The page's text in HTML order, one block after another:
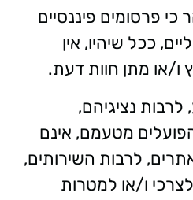
פרסומים פיננסיים
ככל שיהיו, אין
ו/או מתן חוות דעת.
נציגיהם,
מטעמם, אינם
לרבות השירותים,
ו/או למטרות